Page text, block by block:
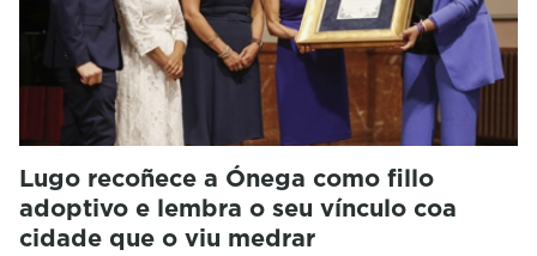
Lugo recoñece a Ónega como fillo
adoptivo e lembra o seu vínculo coa
cidade que o viu medrar